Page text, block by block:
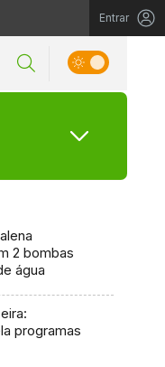
Entrar
2 bombas
água
programas